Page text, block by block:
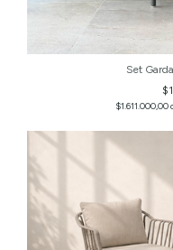
Set
$1.611.000,00